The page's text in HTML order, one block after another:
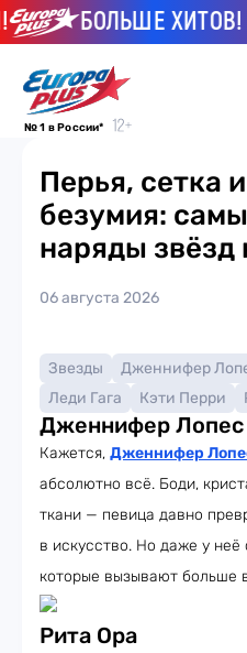
БОЛЬШЕ ХИТОВ!
№ 1 в России*
Перья, сетка
безумия:
наряды звёзд
06 августа 2026
Звезды Дженнифер
Леди Гага
Кэти Перри
Дженнифер Лопес
Кажется, Дженнифер
абсолютно всё. Боди,
ткани — певица давно
в искусство. Но даже у
которые вызывают больше
Рита Ора